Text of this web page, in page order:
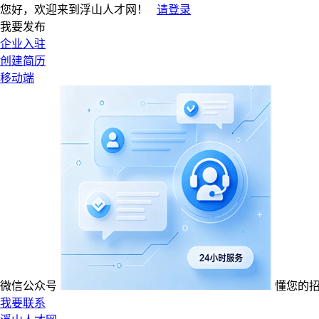
您好，欢迎来到浮山人才网！
请登录
我要发布
企业入驻
创建简历
移动端
微信公众号
懂您的
我要联系